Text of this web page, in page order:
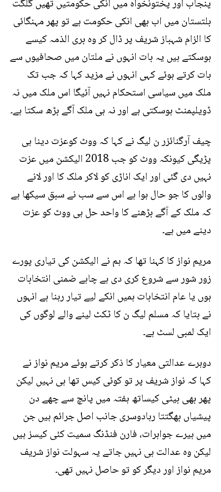
پنجاب اور پختونخواہ میں انکی حکومتیں تھیں گلگت
بلتستان میں اب بھی انکی حکومت ہے تو پھر مہنگائی
کا الزام شہباز شریف پر ڈال کر وہ بری الذمہ کیسے
ہوسکتے ہیں یہ بات انہوں نے ملتان میں صحافیوں سے
بات کرتے ہوئے کہی انہوں نے مزید کہا کہ جب تک
ملک میں سیاسی استحکام نہیں آئیگا اس ملک میں نہ
ڈویلپمنٹ ہوسکتی ہے اور نہ ہی ملک آگے بڑھ سکتا ہے۔
چیف آرگنائزر ن لیگ نے کہا کہ ووٹ کوعزت دینا ہی
پڑیگی کیونکہ ووٹ کو جب 2018 الیکشن میں عزت
نہیں دی گئی اور ایک اناڑی کو لاکر ملک کا اور لانے
والوں کا جو حال ہوا ہے اس سے سب نے سبق سیکھا ہے
کہ ملک کے آگے بڑھنے کا واحد حل ہی ووٹ کو عزت
دینے میں ہے۔
مریم نواز کا کہنا تھا کہ ہم نے الیکشن کی تیاری پورے
زور شور سے شروع کری دی ہے چاہے ضمنی انتخابات
ہوں یا عام انتخابات ہمیں انکے لیے تیار رہنا ہے انہوں
نے بتایا کہ مسلم لیگ ن کا ٹکٹ لینے والے لوگوں کی
ایک لمبی لسٹ ہے۔
دوہرے عدالتی معیار کا ذکر کرتے ہوئے مریم نواز نے
کہا کہ نواز شریف پر تو کوئی کیس تھا ہی نہیں لیکن
پھر بھی بیٹی کیساتھ ہفتہ میں پانچ سے چھے دن
پیشیاں بھگتتا رہادوسری جانب اصل جرائم ہیں جن
میں ہیرے جواہرات، فارن فنڈنگ سمیت کئی کیسز ہیں
لیکن وہ عدالت ہی نہیں جاتے یہ سہولت نواز شریف
مریم نواز اور دیگر کو تو حاصل نہیں تھی۔